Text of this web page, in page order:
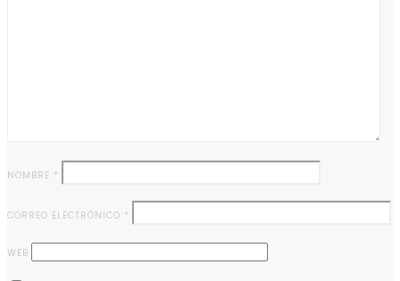
NOMBRE *
CORREO ELECTRÓNICO *
WEB